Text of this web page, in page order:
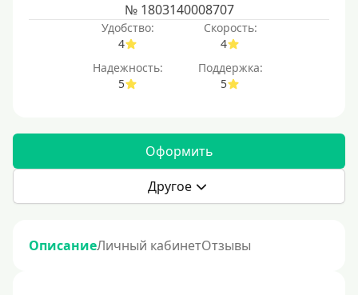
№ 1803140008707
Удобство:
4
Скорость:
4
Надежность:
5
Поддержка:
5
Оформить
Другое
ОписаниеЛичный кабинетОтзывы